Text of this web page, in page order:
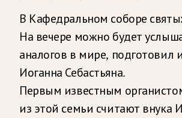
В Кафедральном соборе
На вечере можно будет
аналогов в мире, подготовил
Иоганна Себастьяна.
Первым известным
из этой семьи считают